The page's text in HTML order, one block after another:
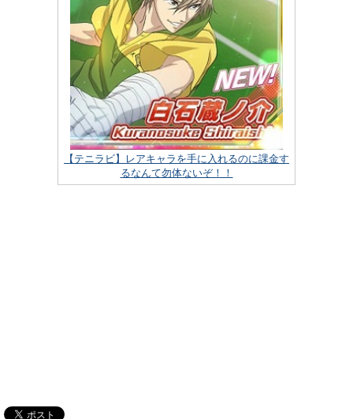
【テニラビ】レアキャラを手に入れるのに課金す
るなんて勿体ないぞ！！